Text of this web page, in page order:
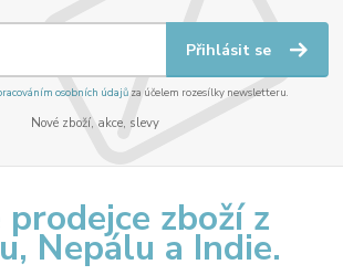
Přihlásit se
osobních údajůza účelem rozesílky newsletteru.
Nové zboží, akce, slevy
prodejce zboží z
Nepálu a Indie.